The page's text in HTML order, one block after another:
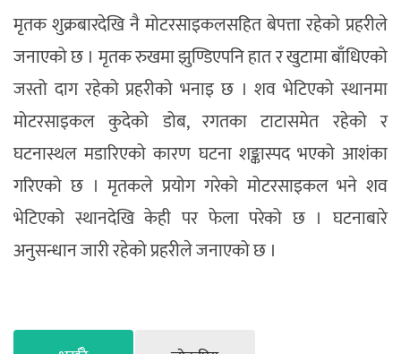
मृतक शुक्रबारदेखि नै मोटरसाइकलसहित बेपत्ता रहेको प्रहरीले
जनाएको छ । मृतक रुखमा झुण्डिएपनि हात र खुटामा बाँधिएको
जस्तो दाग रहेको प्रहरीको भनाइ छ । शव भेटिएको स्थानमा
मोटरसाइकल कुदेको डोब, रगतका टाटासमेत रहेको र
घटनास्थल मडारिएको कारण घटना शङ्कास्पद भएको आशंका
गरिएको छ । मृतकले प्रयोग गरेको मोटरसाइकल भने शव
भेटिएको स्थानदेखि केही पर फेला परेको छ । घटनाबारे
अनुसन्धान जारी रहेको प्रहरीले जनाएको छ ।